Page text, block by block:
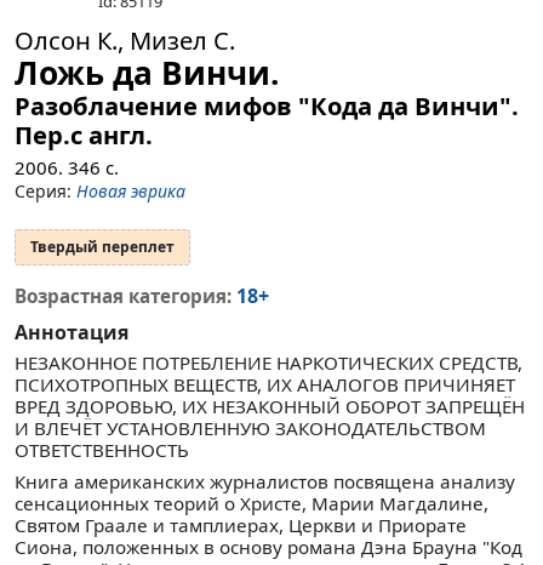
Олсон К., Мизел С.
Ложь да Винчи.
Разоблачение мифов "Кода да Винчи".
Пер.с англ.
2006. 346 с.
Серия: Новая эврика
Твердый переплет
Возрастная категория: 18+
Аннотация
НЕЗАКОННОЕ ПОТРЕБЛЕНИЕ НАРКОТИЧЕСКИХ СРЕДСТВ,
ПСИХОТРОПНЫХ ВЕЩЕСТВ, ИХ АНАЛОГОВ ПРИЧИНЯЕТ
ВРЕД ЗДОРОВЬЮ, ИХ НЕЗАКОННЫЙ ОБОРОТ ЗАПРЕЩЁН
И ВЛЕЧЁТ УСТАНОВЛЕННУЮ ЗАКОНОДАТЕЛЬСТВОМ
ОТВЕТСТВЕННОСТЬ
Книга американских журналистов посвящена анализу
сенсационных теорий о Христе, Марии Магдалине,
Святом Граале и тамплиерах, Церкви и Приорате
Сиона, положенных в основу романа Дэна Брауна "Код